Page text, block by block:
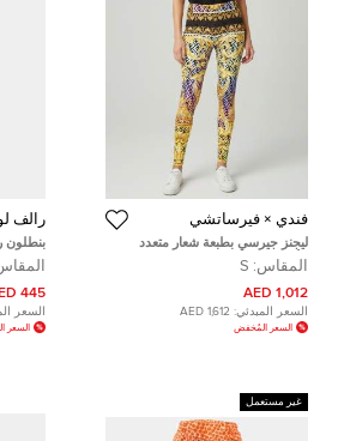
فندي × فيرساتشي
ليجنز جيرسي بطبعة شعار متعدد
الألوان باروكو فينداس صغير
المقاس: S
1,012 AED
السعر المبدئي: 1,612 AED
السعر المُخفض
رالف
بنطلون
القطني
(ميديوم)
445 AED
السعر
السعر
غير مستعمل